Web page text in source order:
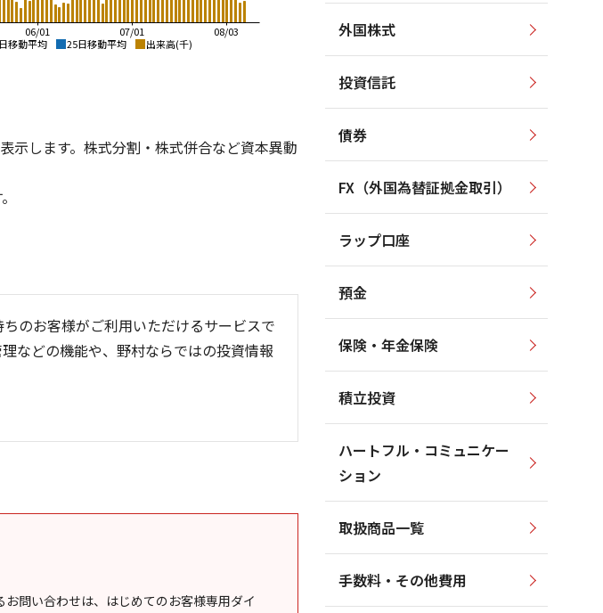
移動平均 25日移動平均 出来高(千)
08/03
07/01
06/01
3,000
3,000
示します。株式分割・株式併合など資本異動
のお客様がご利用いただけるサービスで
などの機能や、野村ならではの投資情報
お問い合わせは、はじめてのお客様専用ダイ
外国株式
投資信託
債券
FX（外国為替証拠金取引）
ラップ口座
預金
保険・年金保険
積立投資
ハートフル・コミュニケー
ション
取扱商品一覧
手数料・その他費用